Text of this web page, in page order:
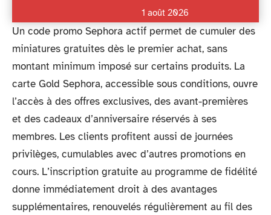
1 août 2026
Un code promo Sephora actif permet de cumuler des
miniatures gratuites dès le premier achat, sans
montant minimum imposé sur certains produits. La
carte Gold Sephora, accessible sous conditions, ouvre
l’accès à des offres exclusives, des avant-premières
et des cadeaux d’anniversaire réservés à ses
membres. Les clients profitent aussi de journées
privilèges, cumulables avec d’autres promotions en
cours. L’inscription gratuite au programme de fidélité
donne immédiatement droit à des avantages
supplémentaires, renouvelés régulièrement au fil des